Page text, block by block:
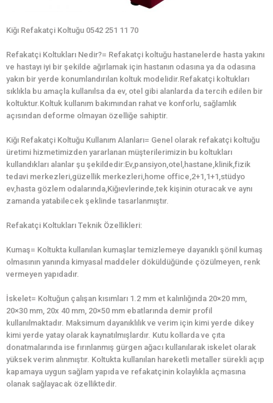
Kiğı Refakatçi Koltuğu 0542 251 11 70
Refakatçi Koltukları Nedir?= Refakatçi koltuğu hastanelerde hasta yakını
ve hastayı iyi bir şekilde ağırlamak için hastanın odasına ya da odasına
yakın bir yerde konumlandırılan koltuk modelidir.Refakatçi koltukları
sıklıkla bu amaçla kullanılsa da ev, otel gibi alanlarda da tercih edilen bir
koltuktur.Koltuk kullanım bakımından rahat ve konforlu, sağlamlık
açısından deforme olmayan özelliğe sahiptir.
Kiğı Refakatçi Koltuğu Kullanım Alanları= Genel olarak refakatçi koltuğu
üretimi hizmetimizden yararlanan müşterilerimizin bu koltukları
kullandıkları alanlar şu şekildedir:Ev,pansiyon,otel,hastane,klinik,fizik
tedavi merkezleri,güzellik merkezleri,home office,2+1,1+1,stüdyo
ev,hasta gözlem odalarında,Kiğıevlerinde,tek kişinin oturacak ve aynı
zamanda yatabilecek şeklinde tasarlanmıştır.
Refakatçi Koltukları Teknik Özellikleri:
Kumaş= Koltukta kullanılan kumaşlar temizlemeye dayanıklı şönil kumaş
olmasının yanında kimyasal maddeler döküldüğünde çözülmeyen, renk
vermeyen yapıdadır.
İskelet= Koltuğun çalışan kısımları 1.2 mm et kalınlığında 20×20 mm,
20×30 mm, 20x 40 mm, 20×50 mm ebatlarında demir profil
kullanılmaktadır. Maksimum dayanıklılık ve verim için kimi yerde dikey
kimi yerde yatay olarak kaynatılmışlardır. Kutu kollarda ve çıta
donatmalarında ise fırınlanmış gürgen ağacı kullanılarak iskelet olarak
yüksek verim alınmıştır. Koltukta kullanılan hareketli metaller sürekli açıp
kapamaya uygun sağlam yapıda ve refakatçinin kolaylıkla açmasına
olanak sağlayacak özelliktedir.